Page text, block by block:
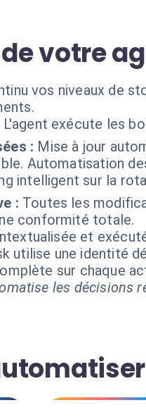
votre
vos niveaux de
L'agent exécute les
: Mise à jour
Automatisation
intelligent sur la
: Toutes les
conformité totale.
et
utilise une identité
sur chaque
les décisions